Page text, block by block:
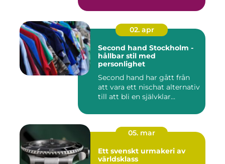
02. apr
Second hand Stockholm -
hållbar stil med
personlighet
Second hand har gått från
att vara ett nischat alternativ
till att bli en självklar...
05. mar
Ett svenskt urmakeri av
världsklass